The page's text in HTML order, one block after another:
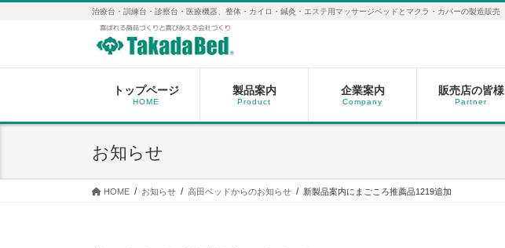
キ
に
治療台・訓練台・診察台・医療機器、整体・カイロ・鍼灸・エステ用マッサージベッドとマクラ・カバーの製造販売
トップページ
HOME
製品案内
Product
企業案内
Company
販売店の皆様
Partner
お知らせ
HOME お知らせ 高田ベッドからのお知らせ 新製品案内にまごころ推薦品1219追加